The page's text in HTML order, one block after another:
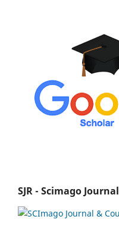
SJR - Scimago Journal